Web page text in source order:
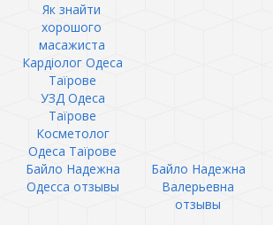
Як знайти
хорошого
масажиста
Кардіолог Одеса
Таїрове
УЗД Одеса
Таїрове
Косметолог
Одеса Таїрове
Байло Надежна
Одесса отзывы
Байло Надежна
Валерьевна
отзывы